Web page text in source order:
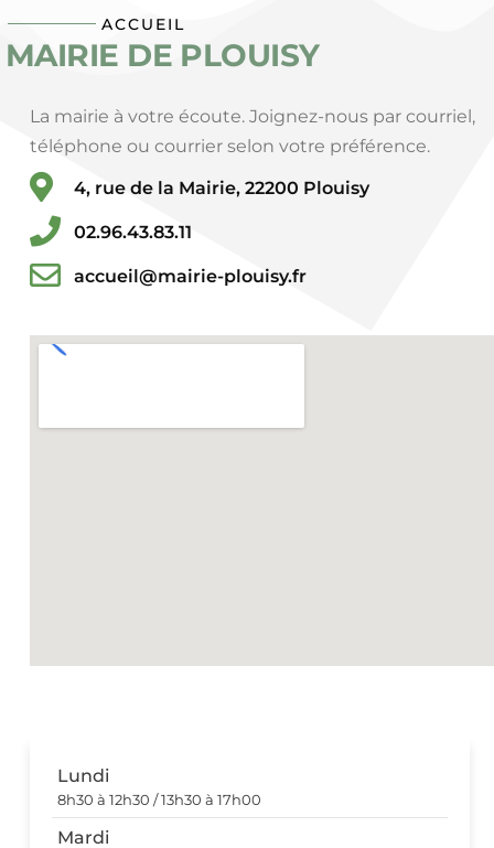
ACCUEIL
MAIRIE DE PLOUISY
La mairie à votre écoute. Joignez-nous par courriel,
téléphone ou courrier selon votre préférence.
4, rue de la Mairie, 22200 Plouisy
02.96.43.83.11
accueil@mairie-plouisy.fr
Lundi
8h30 à 12h30 / 13h30 à 17h00
Mardi